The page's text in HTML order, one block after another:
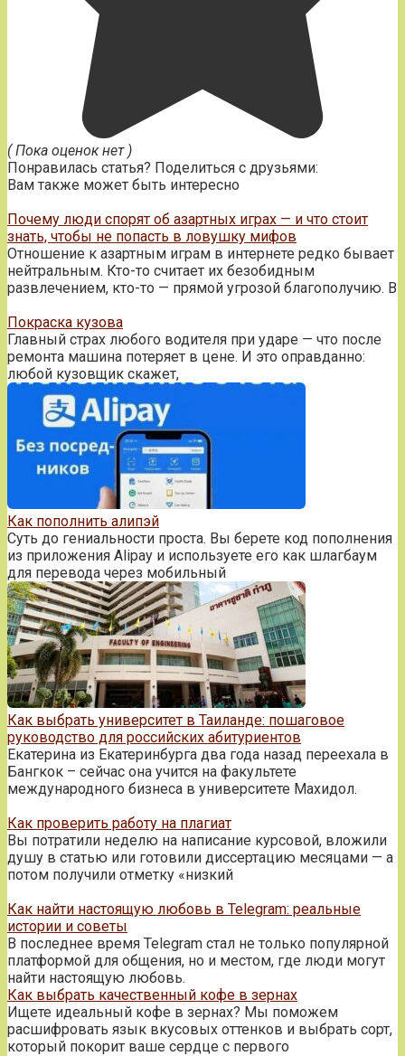
( Пока оценок нет )
Понравилась статья? Поделиться с друзьями:
Вам также может быть интересно
Почему люди спорят об азартных играх — и что стоит
знать, чтобы не попасть в ловушку мифов
Отношение к азартным играм в интернете редко бывает
нейтральным. Кто-то считает их безобидным
развлечением, кто-то — прямой угрозой благополучию. В
Покраска кузова
Главный страх любого водителя при ударе — что после
ремонта машина потеряет в цене. И это оправданно:
любой кузовщик скажет,
Как пополнить алипэй
Суть до гениальности проста. Вы берете код пополнения
из приложения Alipay и используете его как шлагбаум
для перевода через мобильный
Как выбрать университет в Таиланде: пошаговое
руководство для российских абитуриентов
Екатерина из Екатеринбурга два года назад переехала в
Бангкок – сейчас она учится на факультете
международного бизнеса в университете Махидол.
Как проверить работу на плагиат
Вы потратили неделю на написание курсовой, вложили
душу в статью или готовили диссертацию месяцами — а
потом получили отметку «низкий
Как найти настоящую любовь в Telegram: реальные
истории и советы
В последнее время Telegram стал не только популярной
платформой для общения, но и местом, где люди могут
найти настоящую любовь.
Как выбрать качественный кофе в зернах
Ищете идеальный кофе в зернах? Мы поможем
расшифровать язык вкусовых оттенков и выбрать сорт,
который покорит ваше сердце с первого